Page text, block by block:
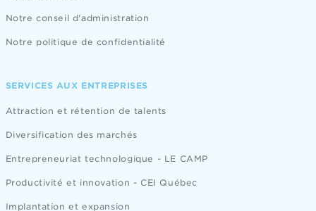
Notre conseil d'administration
Notre politique de confidentialité
SERVICES AUX ENTREPRISES
Attraction et rétention de talents
Diversification des marchés
Entrepreneuriat technologique - LE CAMP
Productivité et innovation - CEI Québec
Implantation et expansion